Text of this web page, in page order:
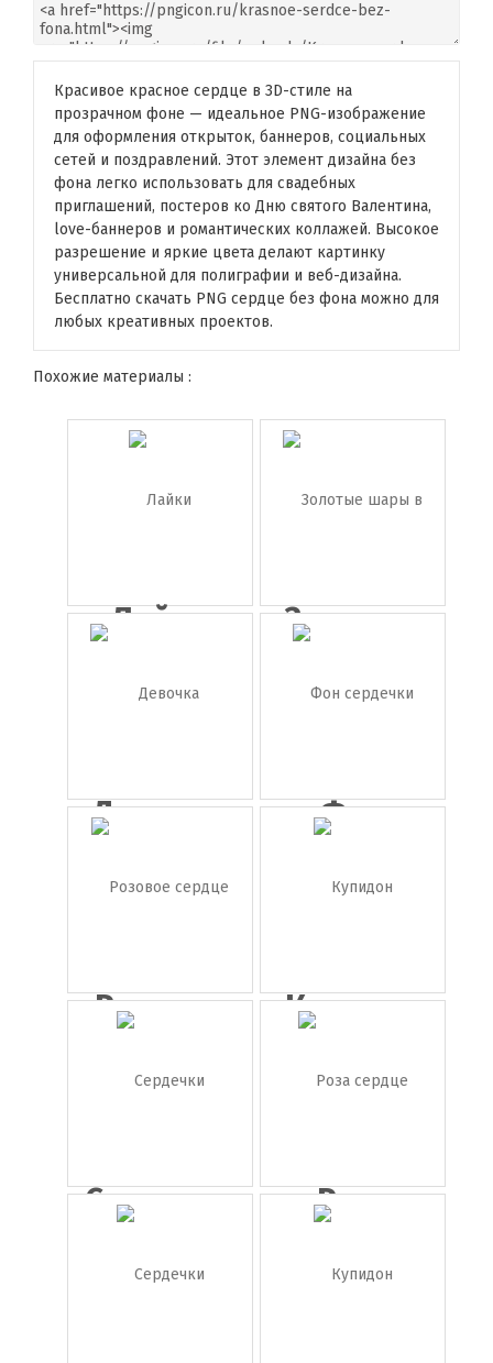
Красивое красное сердце в 3D-стиле на
прозрачном фоне — идеальное PNG-изображение
для оформления открыток, баннеров, социальных
сетей и поздравлений. Этот элемент дизайна без
фона легко использовать для свадебных
приглашений, постеров ко Дню святого Валентина,
love-баннеров и романтических коллажей. Высокое
разрешение и яркие цвета делают картинку
универсальной для полиграфии и веб-дизайна.
Бесплатно скачать PNG сердце без фона можно для
любых креативных проектов.
Похожие материалы :
Лайки
Золотые
шары в
фо...
Девочка
купидон
с...
Фон
сердечки
Розовое
сердце
Купидон
Сердечки
Роза
сердце